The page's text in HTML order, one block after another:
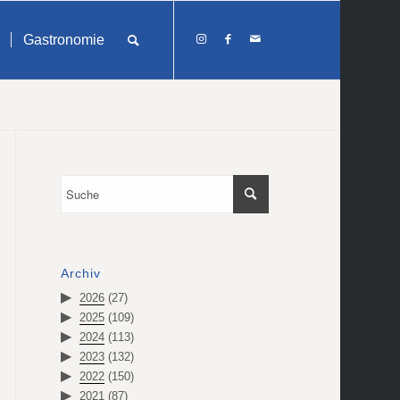
Gastronomie
Archiv
2026 (27)
2025 (109)
2024 (113)
2023 (132)
2022 (150)
2021 (87)